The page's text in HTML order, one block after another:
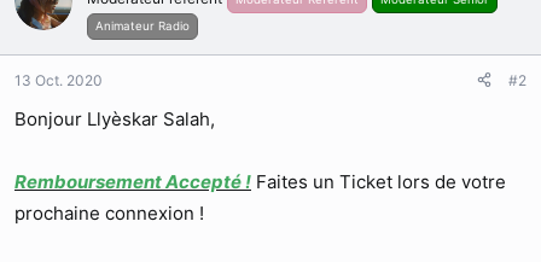
Animateur Radio
13 Oct. 2020 #2
Bonjour Llyèskar Salah,
Remboursement Accepté ! Faites un Ticket lors de votre
prochaine connexion !